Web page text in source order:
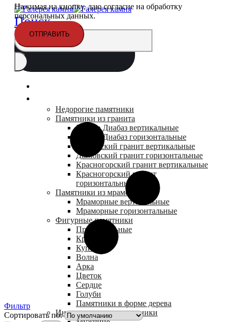
Поиск
Недорогие памятники
Памятники из гранита
Габбро Диабаз вертикальные
Габбро Диабаз горизонтальные
Дымовский гранит вертикальные
Дымовский гранит горизонтальные
Красногорский гранит вертикальные
Красногорский гранит
горизонтальные
Памятники из мрамора
Мраморные вертикальные
Мраморные горизонтальные
Фигурные памятники
Прямоугольные
Крест
Купол
Волна
Арка
Цветок
Сердце
Голуби
Памятники в форме дерева
Индивидуальные памятники
Нажимая на кнопку, даю согласие на обработку
персональных данных.
Фильтр
Сортировать по: